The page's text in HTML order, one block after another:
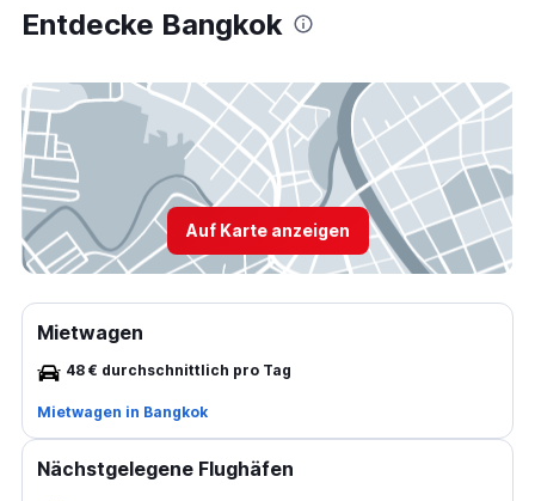
Entdecke Bangkok
Auf Karte anzeigen
Mietwagen
48 € durchschnittlich pro Tag
Mietwagen in Bangkok
Nächstgelegene Flughäfen